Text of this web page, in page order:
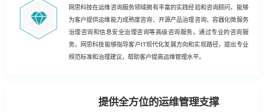
网思科技在运维咨询服务领域拥有丰富的实践经验和咨询顾问，能够
为客户提供运维能力成熟度咨询、开源产品治理咨询、容器化微服务
治理咨询和信息安全治理咨询等高级咨询服务。通过专业的咨询服
务，网思科技能够指导客户IT现代化发展方向和实现路径，提出专业
规范标准和治理建议，帮助客户提高运维管理水平。
提供全方位的运维管理支撑